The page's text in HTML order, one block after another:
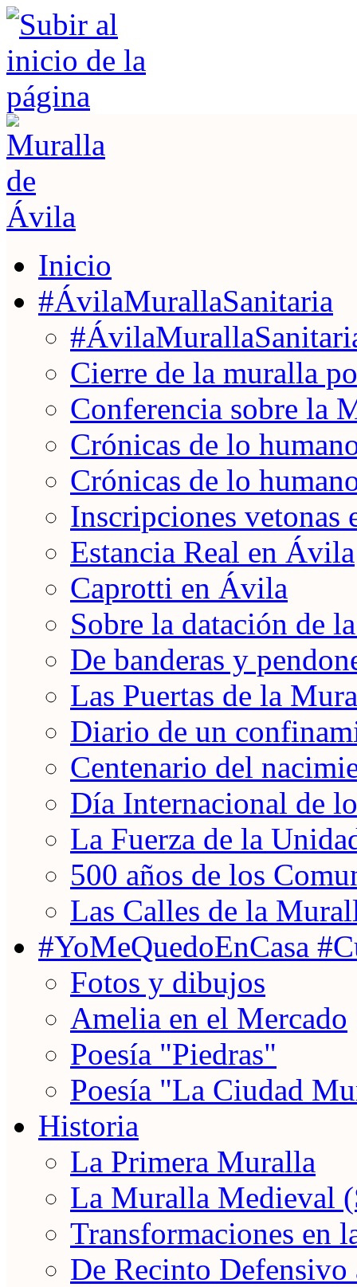
Inicio
#ÁvilaMurallaSanitaria
Cierre de la muralla
Conferencia sobre la
Crónicas de lo
Crónicas de lo
Inscripciones vetonas
Estancia Real en Ávila
Caprotti en Ávila
Sobre la datación de
De banderas y
Las Puertas de la
Diario de un
Centenario del
Día Internacional de
La Fuerza de la
500 años de los
Las Calles de la
#YoMeQuedoEnCasa
Fotos y dibujos
Amelia en el Mercado
Poesía "Piedras"
Poesía "La Ciudad
Historia
La Primera Muralla
La Muralla Medieval
Transformaciones
De Recinto